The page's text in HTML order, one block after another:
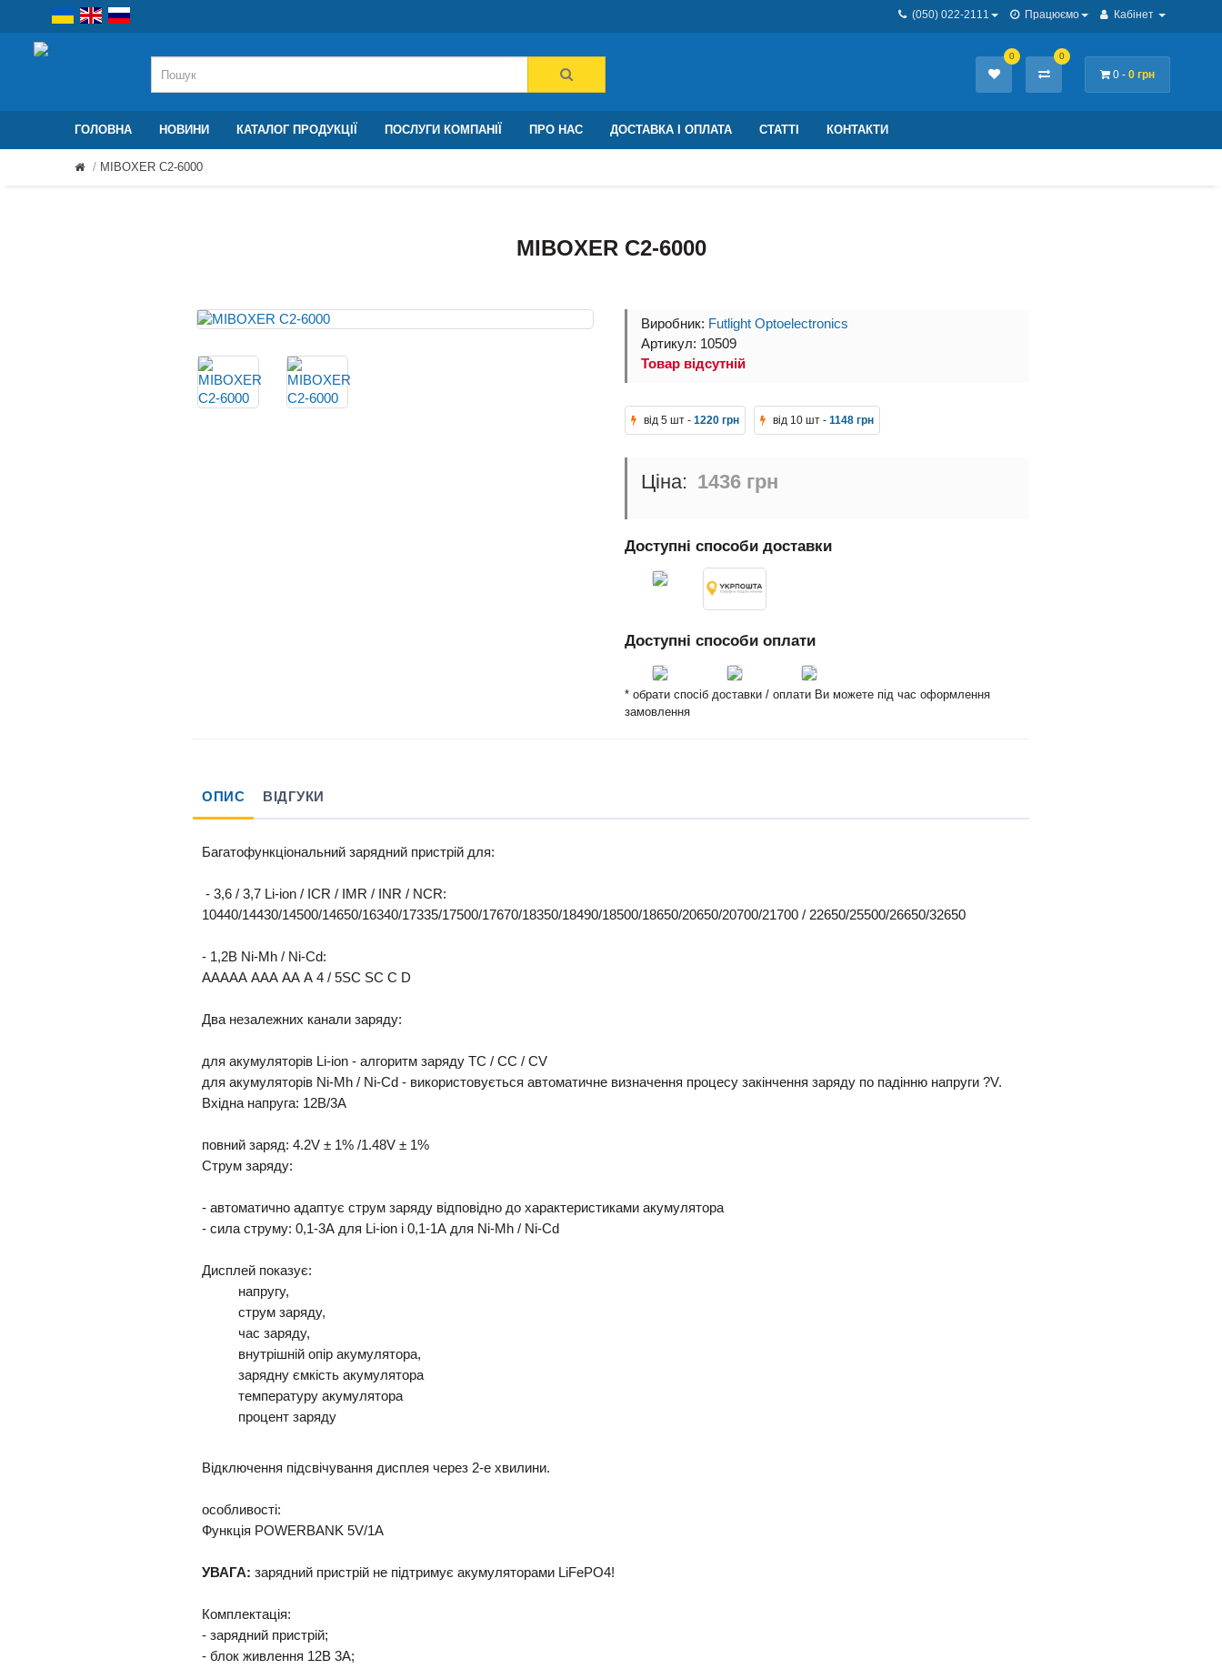
(050) 022-2111 Працюємо Кабінет
0 - 0 грн
0 0
ГОЛОВНА НОВИНИ КАТАЛОГ ПРОДУКЦІЇ ПОСЛУГИ КОМПАНІЇ ПРО НАС ДОСТАВКА І ОПЛАТА СТАТТІ КОНТАКТИ
MIBOXER C2-6000
MIBOXER C2-6000
Виробник: Futlight Optoelectronics
Артикул: 10509
Товар відсутній
від 5 шт - 1220 грн від 10 шт - 1148 грн
1436 грн
Доступні способи доставки
Доступні способи оплати
* обрати спосіб доставки / оплати Ви можете під час оформлення
замовлення
ОПИС ВІДГУКИ
Багатофункціональний зарядний пристрій для:
- 3,6 / 3,7 Li-ion / ICR / IMR / INR / NCR:
10440/14430/14500/14650/16340/17335/17500/17670/18350/18490/18500/18650/20650/20700/21700 / 22650/25500/26650/32650
- 1,2В Ni-Mh / Ni-Cd:
ААААА ААА АА А 4 / 5SC SC С D
Два незалежних канали заряду:
для акумуляторів Li-ion - алгоритм заряду TC / CC / CV
для акумуляторів Ni-Mh / Ni-Cd - використовується автоматичне визначення процесу закінчення заряду по падінню напруги ?V.
Вхідна напруга: 12В/3А
повний заряд: 4.2V ± 1% /1.48V ± 1%
Струм заряду:
- автоматично адаптує струм заряду відповідно до характеристиками акумулятора
- сила струму: 0,1-3А для Li-ion і 0,1-1А для Ni-Mh / Ni-Cd
Дисплей показує:
напругу,
струм заряду,
час заряду,
внутрішній опір акумулятора,
зарядну ємкість акумулятора
температуру акумулятора
процент заряду
Відключення підсвічування дисплея через 2-е хвилини.
особливості:
Функція POWERBANK 5V/1A
УВАГА: зарядний пристрій не підтримує акумуляторами LiFePO4!
Комплектація:
- зарядний пристрій;
- блок живлення 12В 3А;